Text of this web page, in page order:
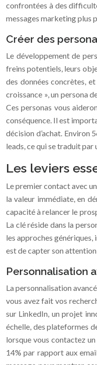
confrontées à des
messages marketing plus
Créer des
Le développement de
freins potentiels, leurs
des données concrètes,
croissance », un persona
Ces personas vous
conséquence. Il est
décision d’achat.
leads, ce qui se traduit
Les leviers
Le premier contact avec
la valeur immédiate, en
capacité à relancer le
La clé réside dans la
les approches
est de capter son
Personnalisation
La personnalisation
vous avez fait vos
sur LinkedIn, un projet
échelle, des plateformes
lorsque vous contactez
14% par rapport aux